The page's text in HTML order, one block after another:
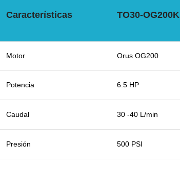
Características TO30-OG200K
Motor Orus OG200
Potencia 6.5 HP
Caudal 30 -40 L/min
Presión 500 PSI